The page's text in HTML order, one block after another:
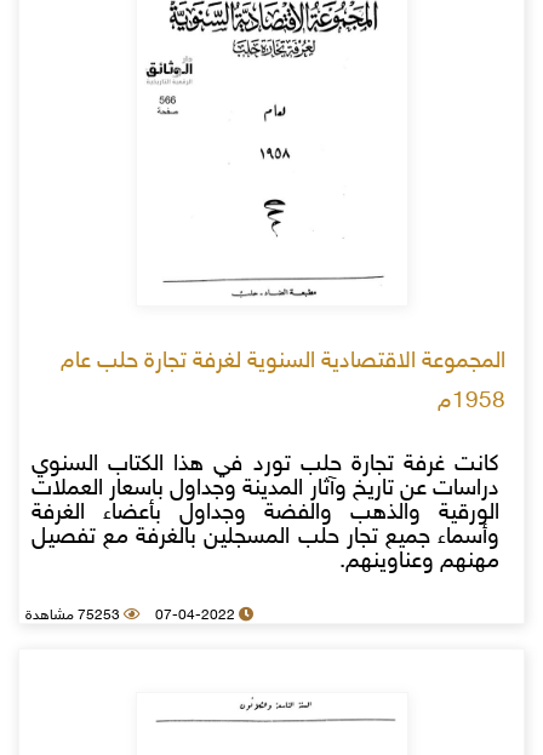
المجموعة الاقتصادية السنوية لغرفة تجارة حلب عام
1958م
كانت غرفة تجارة حلب تورد في هذا الكتاب السنوي
دراسات عن تاريخ وآثار المدينة وجداول باسعار العملات
الورقية والذهب والفضة وجداول بأعضاء الغرفة
وأسماء جميع تجار حلب المسجلين بالغرفة مع تفصيل
مهنهم وعناوينهم.
07-04-2022 75253 مشاهدة